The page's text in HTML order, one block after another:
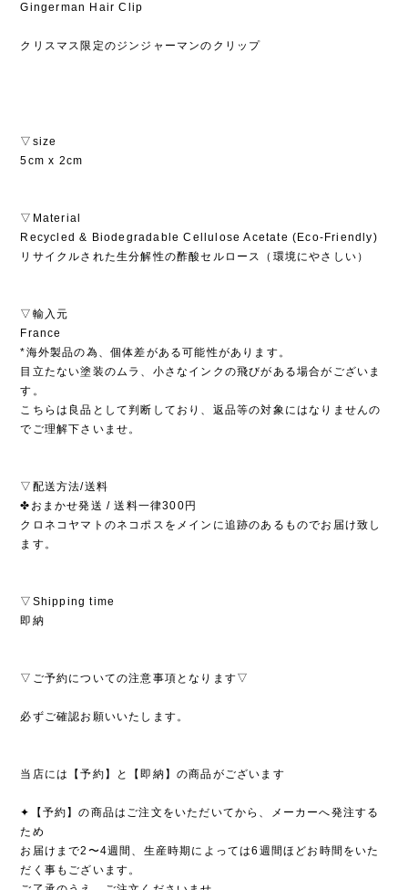
Gingerman Hair Clip
クリスマス限定のジンジャーマンのクリップ
▽size
5cm x 2cm
▽Material
Recycled & Biodegradable Cellulose Acetate (Eco-Friendly)
リサイクルされた生分解性の酢酸セルロース（環境にやさしい）
▽輸入元
France
*海外製品の為、個体差がある可能性があります。
目立たない塗装のムラ、小さなインクの飛びがある場合がございま
す。
こちらは良品として判断しており、返品等の対象にはなりませんの
でご理解下さいませ。
▽配送方法/送料
✤おまかせ発送 / 送料一律300円
クロネコヤマトのネコポスをメインに追跡のあるものでお届け致し
ます。
▽Shipping time
即納
▽ご予約についての注意事項となります▽
必ずご確認お願いいたします。
当店には【予約】と【即納】の商品がございます
✦【予約】の商品はご注文をいただいてから、メーカーへ発注する
ため
お届けまで2〜4週間、生産時期によっては6週間ほどお時間をいた
だく事もございます。